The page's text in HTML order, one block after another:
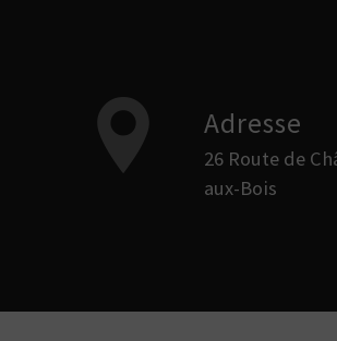
Adresse
26 Route de Châtenoy, 45530 Sury-
aux-Bois